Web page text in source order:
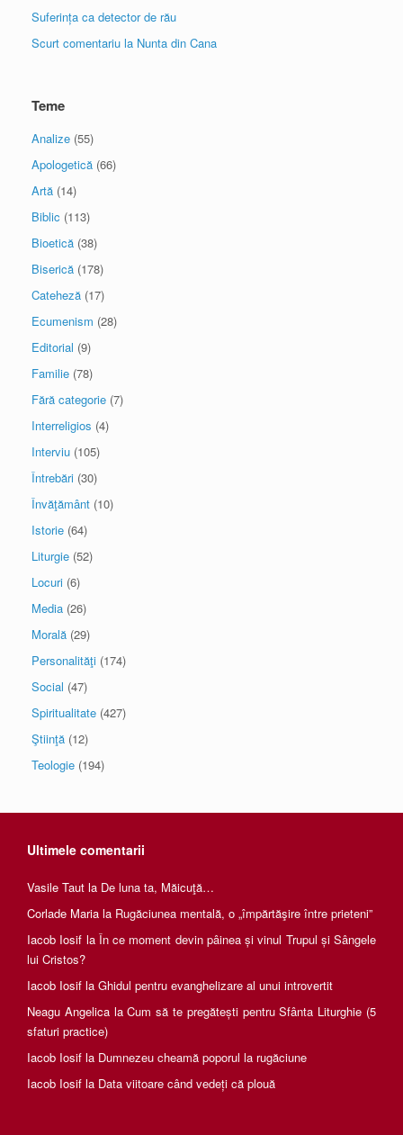
Suferința ca detector de rău
Scurt comentariu la Nunta din Cana
Teme
Analize (55)
Apologetică (66)
Artă (14)
Biblic (113)
Bioetică (38)
Biserică (178)
Cateheză (17)
Ecumenism (28)
Editorial (9)
Familie (78)
Fără categorie (7)
Interreligios (4)
Interviu (105)
Întrebări (30)
Învăţământ (10)
Istorie (64)
Liturgie (52)
Locuri (6)
Media (26)
Morală (29)
Personalităţi (174)
Social (47)
Spiritualitate (427)
Ştiinţă (12)
Teologie (194)
Ultimele comentarii
Vasile Taut la De luna ta, Măicuţă…
Corlade Maria la Rugăciunea mentală, o „împărtăşire între prieteni”
Iacob Iosif la În ce moment devin pâinea și vinul Trupul și Sângele
lui Cristos?
Iacob Iosif la Ghidul pentru evanghelizare al unui introvertit
Neagu AngelicalaCum să te pregătești pentru Sfânta Liturghie (5
sfaturi practice)
Iacob Iosif la Dumnezeu cheamă poporul la rugăciune
Iacob Iosif la Data viitoare când vedeți că plouă